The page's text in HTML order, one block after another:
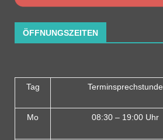
ÖFFNUNGSZEITEN
Tag Terminsprechstunde
Mo 08:30 – 19:00 Uhr